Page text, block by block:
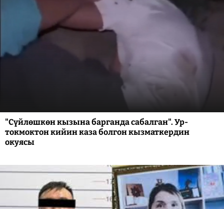
"Сүйлөшкөн кызына барганда сабалган". Ур-
токмоктон кийин каза болгон кызматкердин
окуясы